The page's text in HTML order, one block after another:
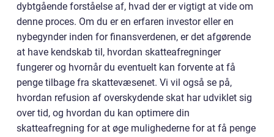
dybtgående forståelse af, hvad der er vigtigt at vide om
denne proces. Om du er en erfaren investor eller en
nybegynder inden for finansverdenen, er det afgørende
at have kendskab til, hvordan skatteafregninger
fungerer og hvornår du eventuelt kan forvente at få
penge tilbage fra skattevæsenet. Vi vil også se på,
hvordan refusion af overskydende skat har udviklet sig
over tid, og hvordan du kan optimere din
skatteafregning for at øge mulighederne for at få penge